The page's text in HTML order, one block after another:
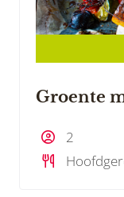
Groente
2